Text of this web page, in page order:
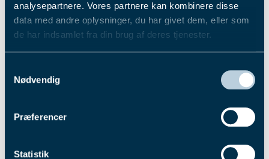
analysepartnere. Vores partnere kan kombinere disse
data med andre oplysninger, du har givet dem, eller som
de har indsamlet fra din brug af deres tjenester.
personoplysninger i vores privatlivspolitik, som du
Nødvendig
Præferencer
Statistik
4. aug. 2026